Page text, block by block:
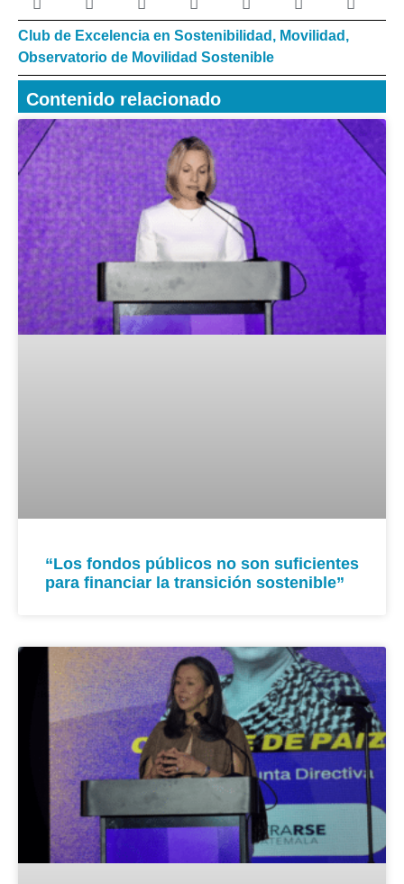
Club de Excelencia en Sostenibilidad , Movilidad ,
Observatorio de Movilidad Sostenible
Contenido relacionado
“Los fondos públicos no son suficientes
para financiar la transición sostenible”